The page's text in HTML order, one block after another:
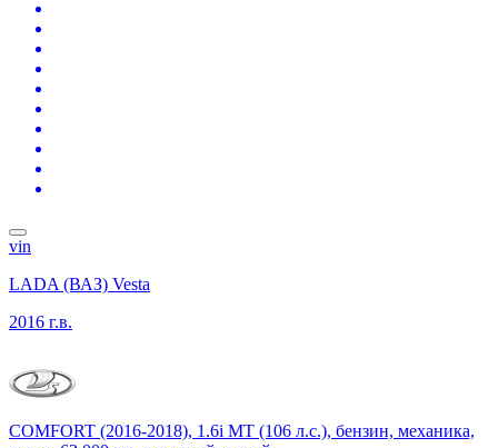
vin
LADA (ВАЗ) Vesta
2016 г.в.
COMFORT (2016-2018), 1.6i MT (106 л.с.), бензин, механика,